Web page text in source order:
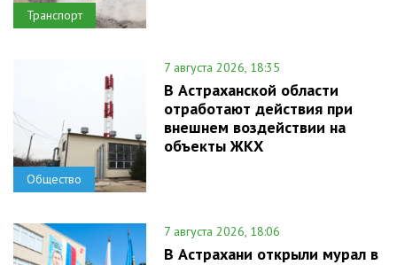
Транспорт
Общество
7 августа 2026, 18:35
В Астраханской области
отработают действия при
внешнем воздействии на
объекты ЖКХ
7 августа 2026, 18:06
В Астрахани открыли мурал в